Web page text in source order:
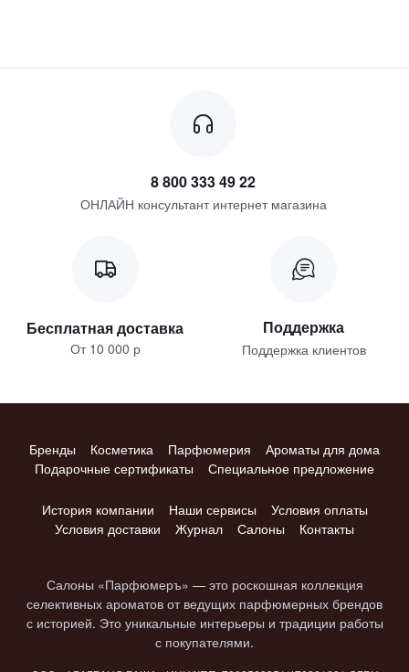
8 800 333 49 22
ОНЛАЙН консультант интернет магазина
Бесплатная доставка
От 10 000 р
Поддержка
Поддержка клиентов
Бренды Косметика Парфюмерия
Ароматы для дома
Подарочные сертификаты
Специальное предложение
История компании Наши сервисы
Условия оплаты
Условия доставки
Журнал Салоны Контакты
Салоны «Парфюмеръ» — это роскошная коллекция
селективных ароматов от ведущих парфюмерных брендов
с историей. Это уникальные интерьеры и традиции работы
с покупателями.